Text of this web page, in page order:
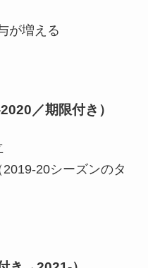
が増える
／期限付き）
20シーズンのタ